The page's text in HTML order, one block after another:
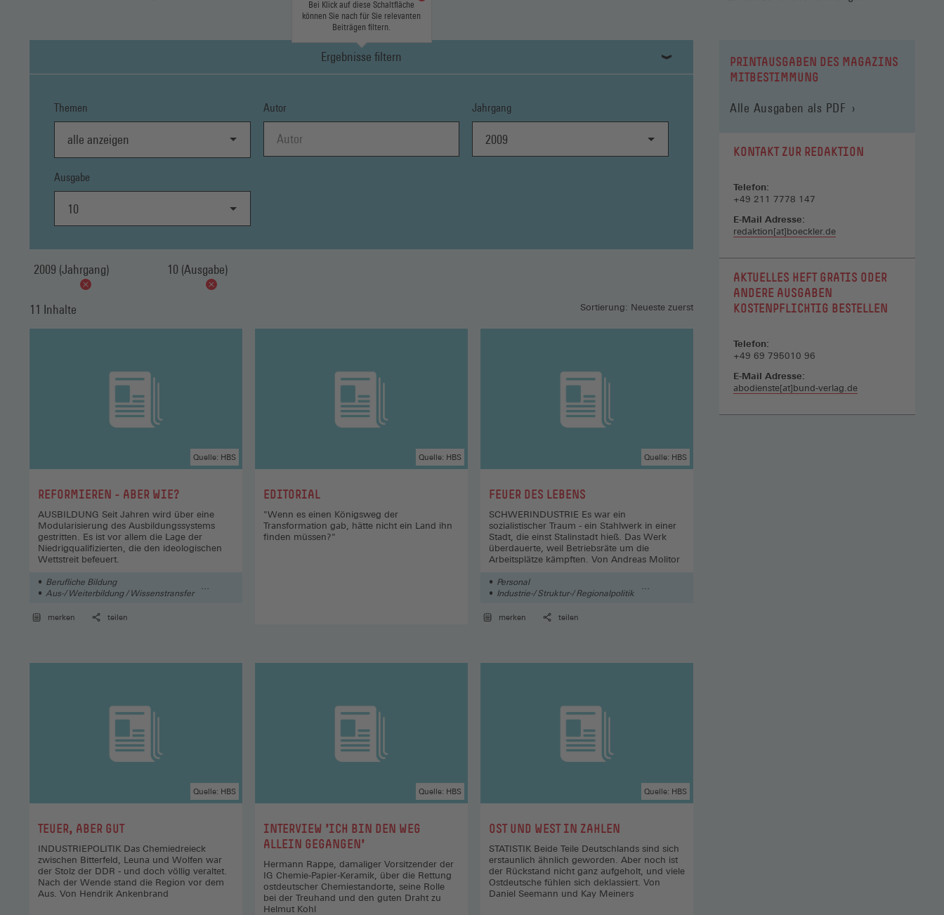
Ergebnisse filtern
Bei Klick auf diese Schaltfläche
können Sie nach für Sie relevanten
Beiträgen filtern.
Themen
alle anzeigen
Autor Jahrgang
2009
Ausgabe
2009 (Jahrgang) 10 (Ausgabe)
11 Inhalte Sortierung: Neueste zuerst
:REFORMIEREN - ABER WIE?
Quelle: HBS
AUSBILDUNG Seit Jahren wird über eine
Modularisierung des Ausbildungssystems
gestritten. Es ist vor allem die Lage der
Niedrigqualifizierten, die den ideologischen
Wettstreit befeuert.
Berufliche Bildung
Aus-/ Weiterbildung / Wissenstransfer
merken
teilen
:EDITORIAL
Quelle: HBS
"Wenn es einen Königsweg der
Transformation gab, hätte nicht ein Land ihn
finden müssen?"
:FEUER DES LEBENS
Quelle: HBS
SCHWERINDUSTRIE Es war ein
sozialistischer Traum - ein Stahlwerk in einer
Stadt, die einst Stalinstadt hieß. Das Werk
überdauerte, weil Betriebsräte um die
Arbeitsplätze kämpften. Von Andreas Molitor
Personal
Industrie-/ Struktur-/ Regionalpolitik
merken
teilen
:
TEUER, ABER GUT
Quelle: HBS
INDUSTRIEPOLITIK Das Chemiedreieck
zwischen Bitterfeld, Leuna und Wolfen war
der Stolz der DDR - und doch völlig veraltet.
Nach der Wende stand die Region vor dem
Aus. Von Hendrik Ankenbrand
:INTERVIEW 'ICH BIN DEN WEG
ALLEIN GEGANGEN'
Quelle: HBS
Hermann Rappe, damaliger Vorsitzender der
IG Chemie-Papier-Keramik, über die Rettung
ostdeutscher Chemiestandorte, seine Rolle
bei der Treuhand und den guten Draht zu
Helmut Kohl
:OST UND WEST IN ZAHLEN
Quelle: HBS
STATISTIK Beide Teile Deutschlands sind sich
erstaunlich ähnlich geworden. Aber noch ist
der Rückstand nicht ganz aufgeholt, und viele
Ostdeutsche fühlen sich deklassiert. Von
Daniel Seemann und Kay Meiners
PRINTAUSGABEN DES MAGAZINS
MITBESTIMMUNG
Alle Ausgaben als PDF
KONTAKT ZUR REDAKTION
Telefon:
+49 211 7778 147
E-Mail Adresse:
redaktion[at]boeckler.de
AKTUELLES HEFT GRATIS ODER
ANDERE AUSGABEN
KOSTENPFLICHTIG BESTELLEN
Telefon:
+49 69 795010 96
E-Mail Adresse:
abodienste[at]bund-verlag.de